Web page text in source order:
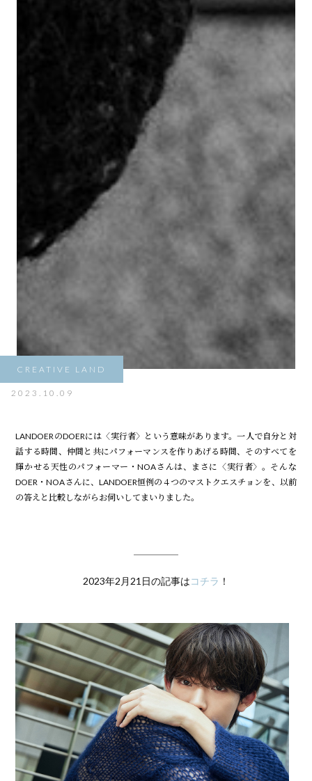
CREATIVE LAND
2023.10.09
LANDOERのDOERには〈実行者〉という意味があります。一人で自分と対
話する時間、仲間と共にパフォーマンスを作りあげる時間、そのすべてを
輝かせる天性のパフォーマー・NOAさんは、まさに〈実行者〉。そんな
DOER・NOAさんに、LANDOER恒例の４つのマストクエスチョンを、以前
の答えと比較しながらお伺いしてまいりました。
2023年2月21日の記事はコチラ ！